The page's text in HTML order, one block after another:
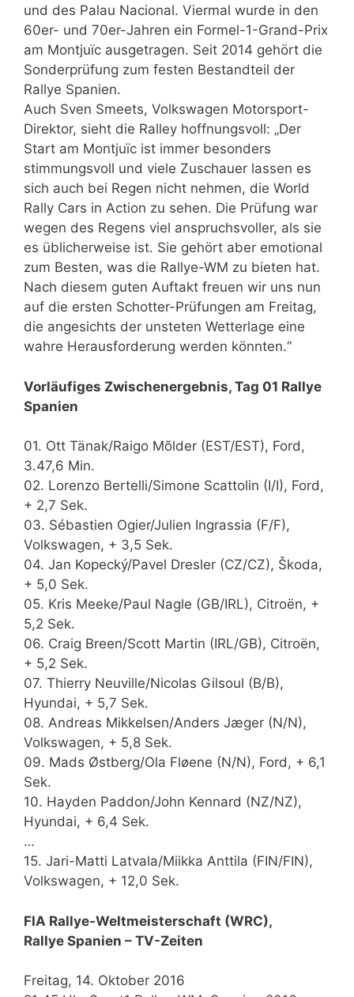
und des Palau Nacional. Viermal wurde in den
60er- und 70er-Jahren ein Formel-1-Grand-Prix
am Montjuïc ausgetragen. Seit 2014 gehört die
Sonderprüfung zum festen Bestandteil der
Rallye Spanien.
Auch Sven Smeets, Volkswagen Motorsport-
Direktor, sieht die Ralley hoffnungsvoll: „Der
Start am Montjuïc ist immer besonders
stimmungsvoll und viele Zuschauer lassen es
sich auch bei Regen nicht nehmen, die World
Rally Cars in Action zu sehen. Die Prüfung war
wegen des Regens viel anspruchsvoller, als sie
es üblicherweise ist. Sie gehört aber emotional
zum Besten, was die Rallye-WM zu bieten hat.
Nach diesem guten Auftakt freuen wir uns nun
auf die ersten Schotter-Prüfungen am Freitag,
die angesichts der unsteten Wetterlage eine
wahre Herausforderung werden könnten.“
Vorläufiges Zwischenergebnis, Tag 01 Rallye
Spanien
01. Ott Tänak/Raigo Mõlder (EST/EST), Ford,
3.47,6 Min.
02. Lorenzo Bertelli/Simone Scattolin (I/I), Ford,
+ 2,7 Sek.
03. Sébastien Ogier/Julien Ingrassia (F/F),
Volkswagen, + 3,5 Sek.
04. Jan Kopecký/Pavel Dresler (CZ/CZ), Škoda,
+ 5,0 Sek.
05. Kris Meeke/Paul Nagle (GB/IRL), Citroën, +
5,2 Sek.
06. Craig Breen/Scott Martin (IRL/GB), Citroën,
+ 5,2 Sek.
07. Thierry Neuville/Nicolas Gilsoul (B/B),
Hyundai, + 5,7 Sek.
08. Andreas Mikkelsen/Anders Jæger (N/N),
Volkswagen, + 5,8 Sek.
09. Mads Østberg/Ola Fløene (N/N), Ford, + 6,1
Sek.
10. Hayden Paddon/John Kennard (NZ/NZ),
Hyundai, + 6,4 Sek.
…
15. Jari-Matti Latvala/Miikka Anttila (FIN/FIN),
Volkswagen, + 12,0 Sek.
FIA Rallye-Weltmeisterschaft (WRC),
Rallye Spanien – TV-Zeiten
Freitag, 14. Oktober 2016